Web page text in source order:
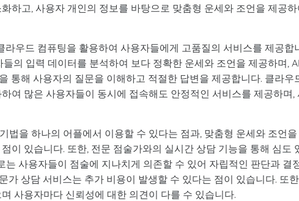
하고, 사용자 개인의 정보를 바탕으로 맞춤형 운세와 조언을 제공하
우드 컴퓨팅을 활용하여 사용자들에게 고품질의 서비스를 제공합
의 입력 데이터를 분석하여 보다 정확한 운세와 조언을 제공하며, AI
통해 사용자의 질문을 이해하고 적절한 답변을 제공합니다. 클라우
여 많은 사용자들이 동시에 접속해도 안정적인 서비스를 제공하며,
법을 하나의 어플에서 이용할 수 있다는 점과, 맞춤형 운세와 조언을
이 있습니다. 또한, 전문 점술가와의 실시간 상담 기능을 통해 심도
사용자들이 점술에 지나치게 의존할 수 있어 자립적인 판단과 결
가 상담 서비스는 추가 비용이 발생할 수 있다는 점이 있습니다. 또한,
사용자마다 신뢰성에 대한 의견이 다를 수 있습니다.